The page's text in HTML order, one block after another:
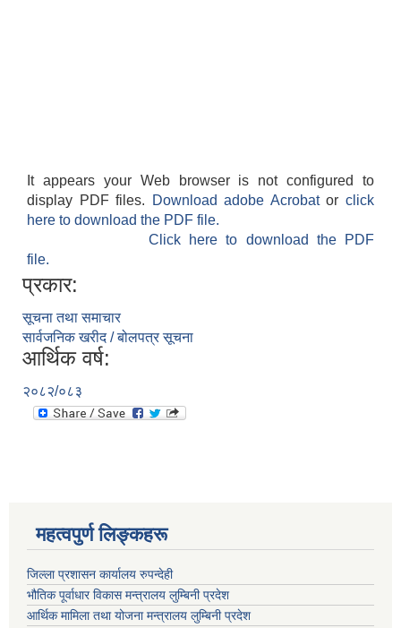
It appears your Web browser is not configured to
display PDF files.
Download adobe Acrobatorclick
here to download the PDF file.
Click here to download the PDF
file.
प्रकार:
सूचना तथा समाचार
सार्वजनिक खरीद / बोलपत्र सूचना
आर्थिक वर्ष:
२०८२/०८३
महत्वपुर्ण लिङ्कहरू
जिल्ला प्रशासन कार्यालय रुपन्देही
भौतिक पूर्वाधार विकास मन्त्रालय लुम्बिनी प्रदेश
आर्थिक मामिला तथा योजना मन्त्रालय लुम्बिनी प्रदेश